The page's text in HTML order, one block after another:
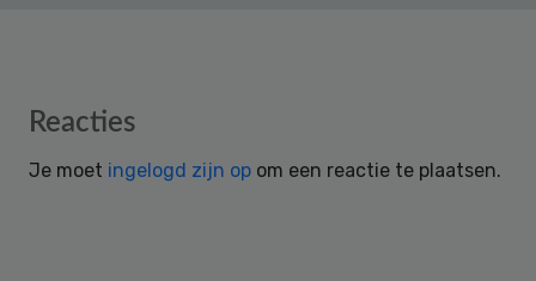
Reader
Reacties
Je moet ingelogd zijn op om een reactie te plaatsen.